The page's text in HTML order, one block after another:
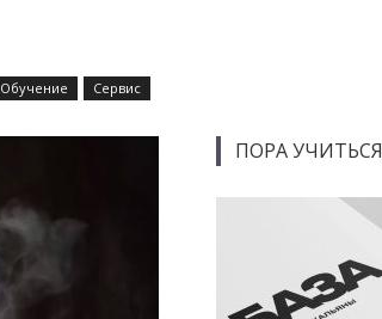
Обучение Сервис
ПОРА УЧИТЬСЯ